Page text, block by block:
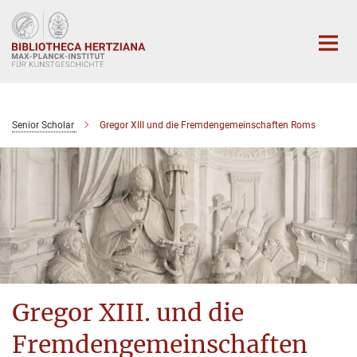
Hauptinhalt
Senior Scholar Gregor XIII und die Fremdengemeinschaften Roms
Gregor XIII. und die
Fremdengemeinschaften